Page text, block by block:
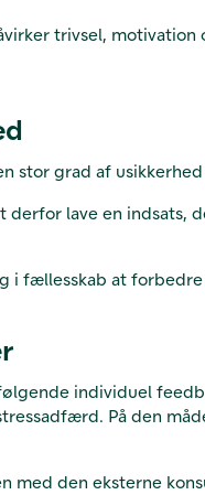
trivsel,
stor grad af
lave en
i fællesskab at
individuel
På den
den eksterne